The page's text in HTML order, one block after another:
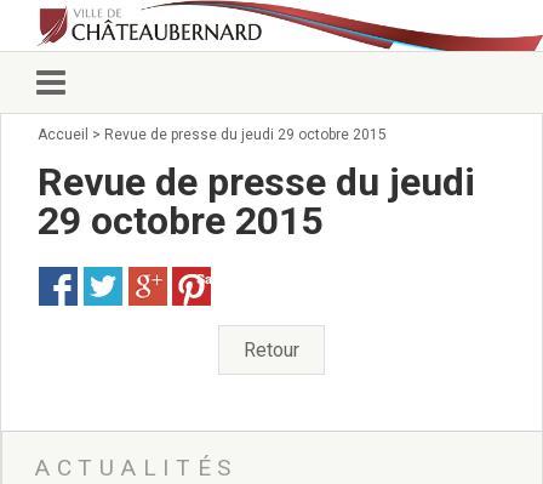
Vie municipale
Conseillers municipaux
Commissions 2026
Arrêtés du Maire
Services municipaux
Pour venir nous voir
administratives
Services Techniques
Accueil > Revue de presse du jeudi 29 octobre 2015
Revue de presse du jeudi
29 octobre 2015
Save
Retour
ACTUALITÉS